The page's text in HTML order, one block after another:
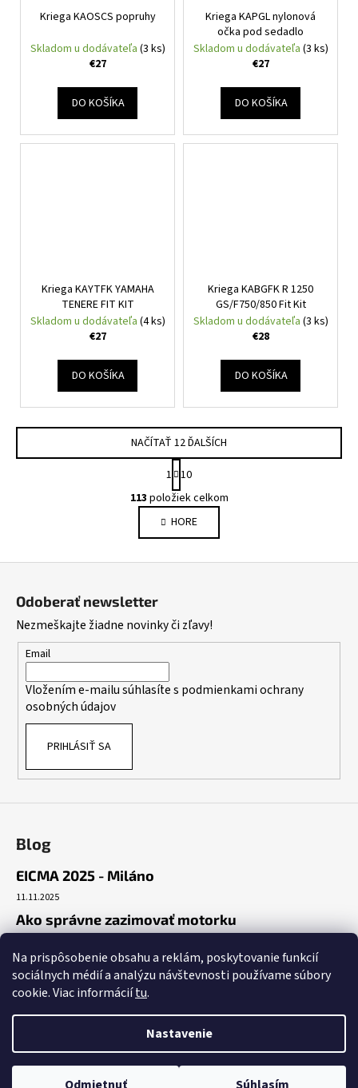
Na prispôsobenie obsahu a reklám, poskytovanie funkcií
sociálnych médií a analýzu návštevnosti používame súbory
cookie. Viac informáciítu.
Nastavenie
Kriega KAOSCS popruhy
Skladom u dodávateľa (3 ks)
€27
DO KOŠÍKA
Kriega KAPGL nylonová
očka pod sedadlo
Skladom u dodávateľa (3 ks)
€27
DO KOŠÍKA
Kriega KAYTFK YAMAHA
TENERE FIT KIT
Skladom u dodávateľa (4 ks)
€27
DO KOŠÍKA
Kriega KABGFK R 1250
GS/F750/850 Fit Kit
Skladom u dodávateľa (3 ks)
€28
DO KOŠÍKA
O
v
l
á
d
e
p
v
k
s
NAČÍTAŤ 12 ĎALŠÍCH
S
t
r
á
n
k
i
e
1 10
113 položiek celkom
HORE
Odoberať newsletter
Nezmeškajte žiadne novinky či zľavy!
Email
Vložením e-mailu súhlasíte s podmienkami ochrany
osobných údajov
PRIHLÁSIŤ SA
Blog
EICMA 2025 - Miláno
11.11.2025
Ako správne zazimovať motorku
Začiatok cesty
19.10.2025
Copyright 2026Benda Nitra. Všetky práva vyhradené.Upraviť